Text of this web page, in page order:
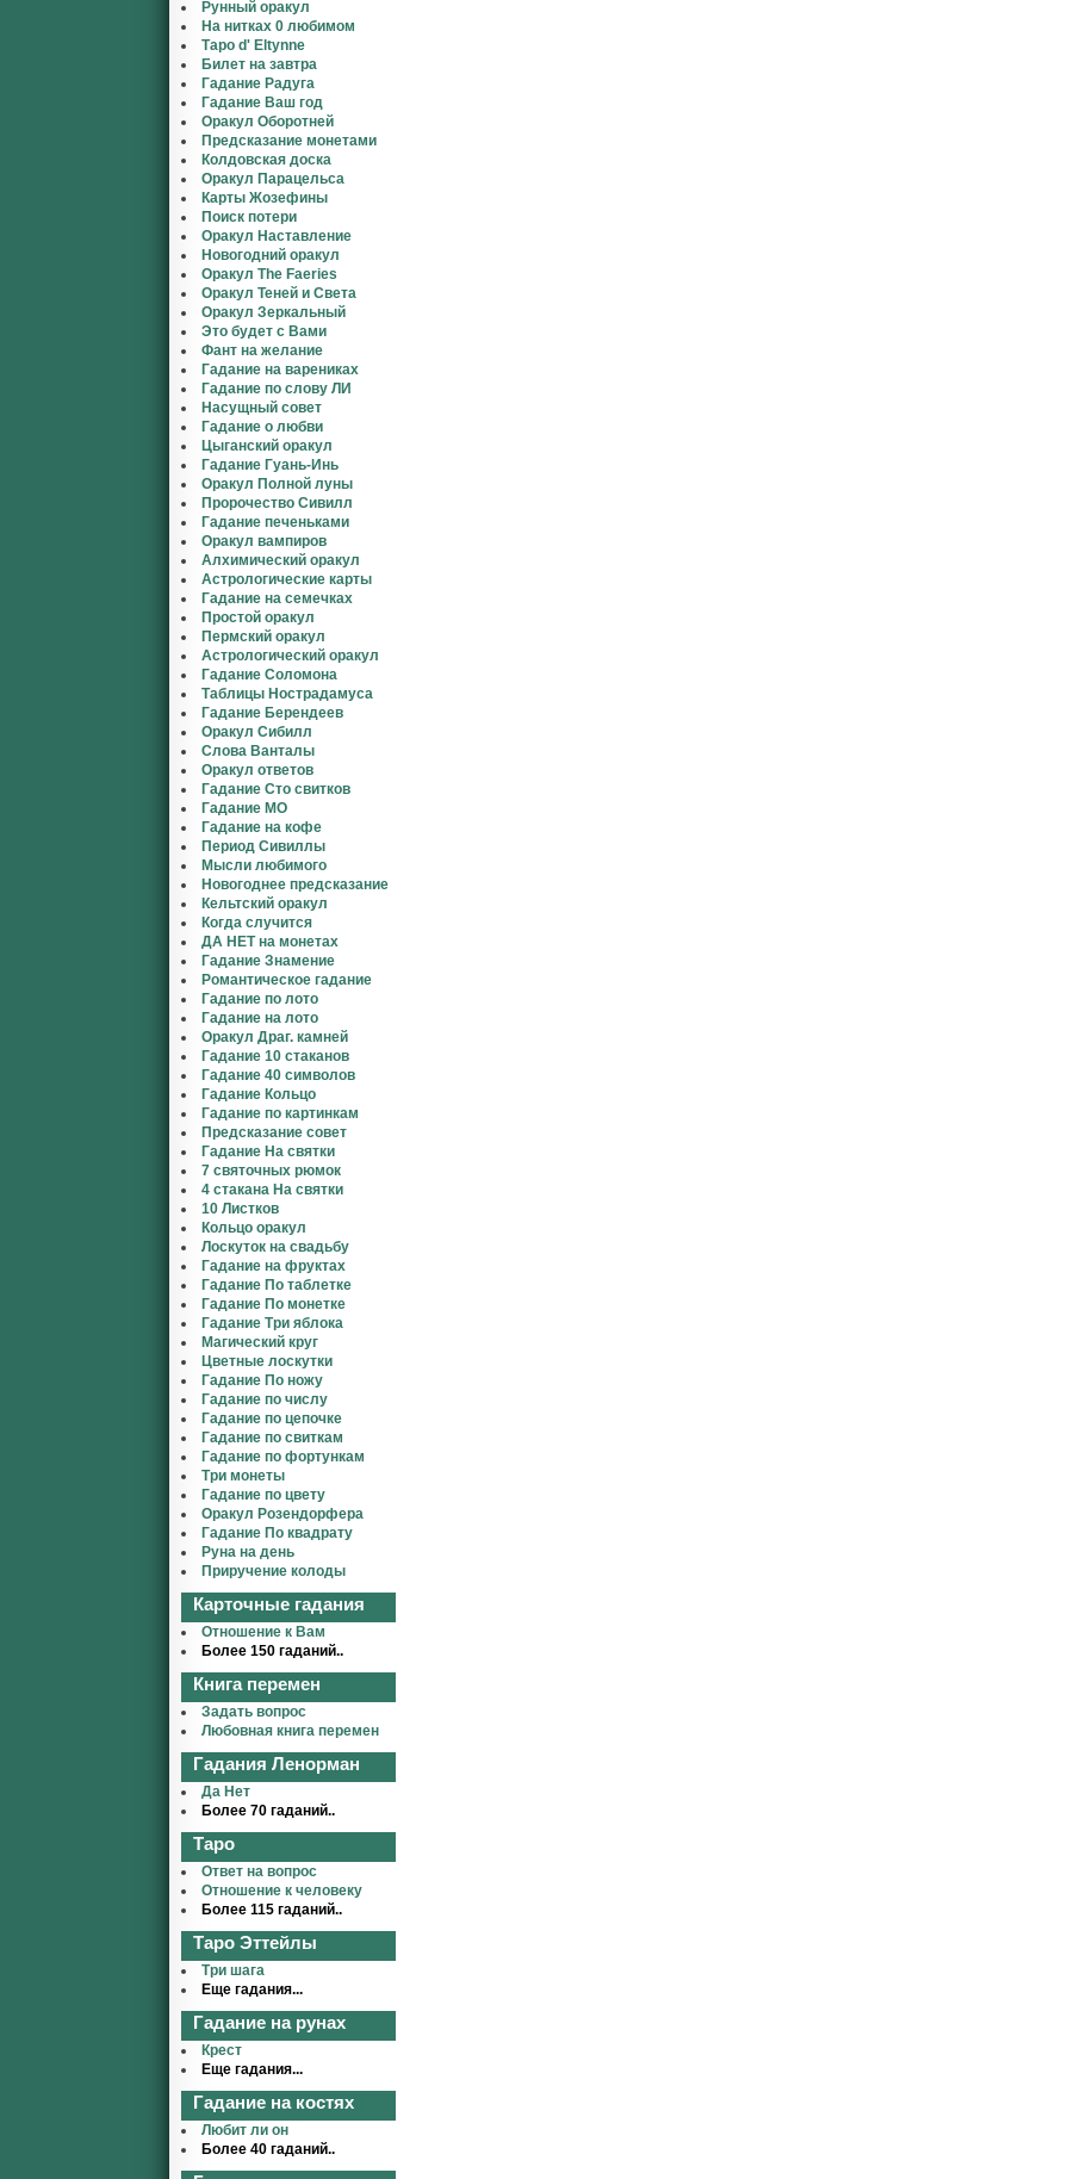
Рунный оракул
На нитках 0 любимом
Таро d' Eltynne
Билет на завтра
Гадание Радуга
Гадание Ваш год
Оракул Оборотней
Предсказание монетами
Колдовская доска
Оракул Парацельса
Карты Жозефины
Поиск потери
Оракул Наставление
Новогодний оракул
Оракул The Faeries
Оракул Теней и Света
Оракул Зеркальный
Это будет с Вами
Фант на желание
Гадание на варениках
Гадание по слову ЛИ
Насущный совет
Гадание о любви
Цыганский оракул
Гадание Гуань-Инь
Оракул Полной луны
Пророчество Сивилл
Гадание печеньками
Оракул вампиров
Алхимический оракул
Астрологические карты
Гадание на семечках
Простой оракул
Пермский оракул
Астрологический оракул
Гадание Соломона
Таблицы Нострадамуса
Гадание Берендеев
Оракул Сибилл
Слова Ванталы
Оракул ответов
Гадание Сто свитков
Гадание МО
Гадание на кофе
Период Сивиллы
Мысли любимого
Новогоднее предсказание
Кельтский оракул
Когда случится
ДА НЕТ на монетах
Гадание Знамение
Романтическое гадание
Гадание по лото
Гадание на лото
Оракул Драг. камней
Гадание 10 стаканов
Гадание 40 символов
Гадание Кольцо
Гадание по картинкам
Предсказание совет
Гадание На святки
7 святочных рюмок
4 стакана На святки
10 Листков
Кольцо оракул
Лоскуток на свадьбу
Гадание на фруктах
Гадание По таблетке
Гадание По монетке
Гадание Три яблока
Магический круг
Цветные лоскутки
Гадание По ножу
Гадание по числу
Гадание по цепочке
Гадание по свиткам
Гадание по фортункам
Три монеты
Гадание по цвету
Оракул Розендорфера
Гадание По квадрату
Руна на день
Приручение колоды
Карточные гадания
Отношение к Вам
Более 150 гаданий..
Книга перемен
Задать вопрос
Любовная книга перемен
Гадания Ленорман
Да Нет
Более 70 гаданий..
Таро
Ответ на вопрос
Отношение к человеку
Более 115 гаданий..
Таро Эттейлы
Три шага
Еще гадания...
Гадание на рунах
Крест
Еще гадания...
Гадание на костях
Любит ли он
Более 40 гаданий..